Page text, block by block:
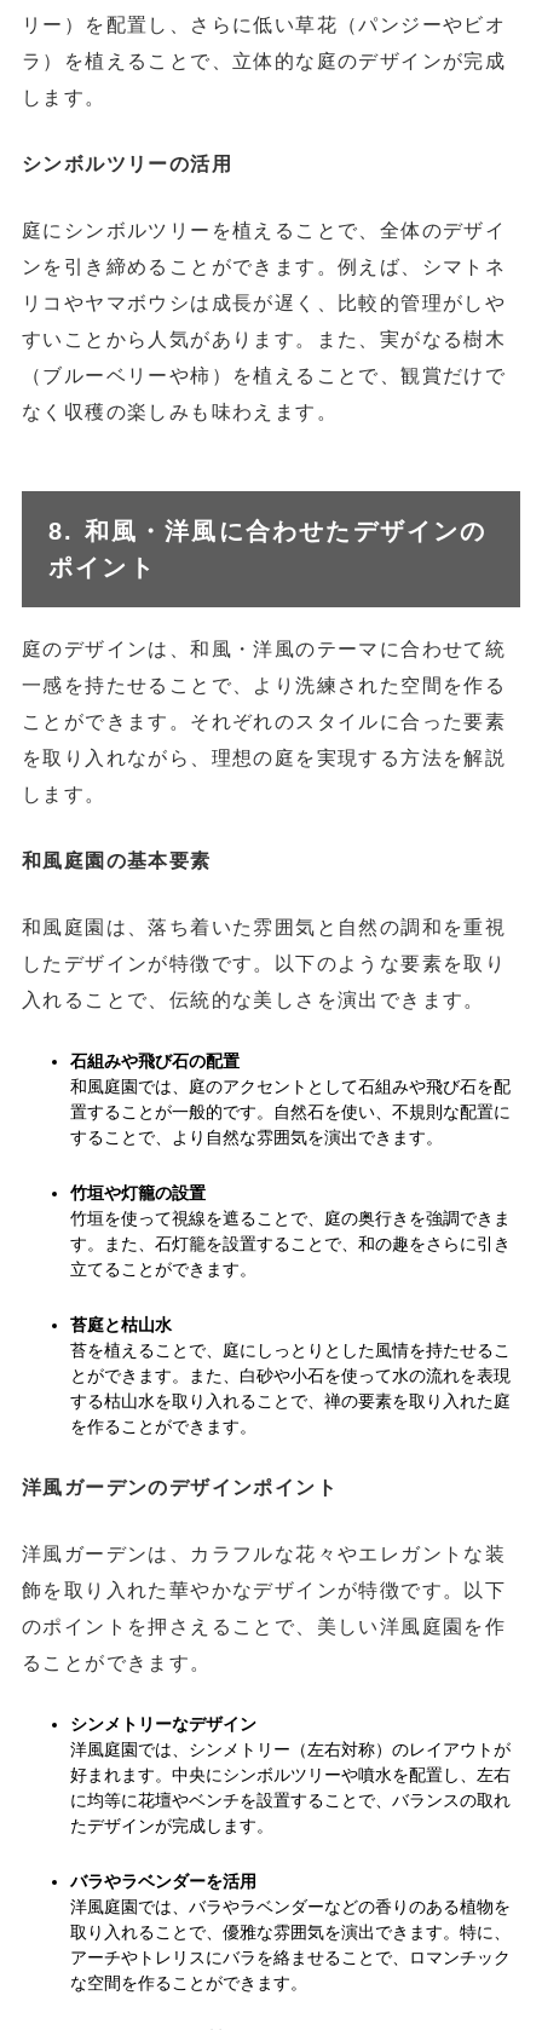
リー）を配置し、さらに低い草花（パンジーやビオ
ラ）を植えることで、立体的な庭のデザインが完成
します。
シンボルツリーの活用
庭にシンボルツリーを植えることで、全体のデザイ
ンを引き締めることができます。例えば、シマトネ
リコやヤマボウシは成長が遅く、比較的管理がしや
すいことから人気があります。また、実がなる樹木
（ブルーベリーや柿）を植えることで、観賞だけで
なく収穫の楽しみも味わえます。
8. 和風・洋風に合わせたデザインの
ポイント
庭のデザインは、和風・洋風のテーマに合わせて統
一感を持たせることで、より洗練された空間を作る
ことができます。それぞれのスタイルに合った要素
を取り入れながら、理想の庭を実現する方法を解説
します。
和風庭園の基本要素
和風庭園は、落ち着いた雰囲気と自然の調和を重視
したデザインが特徴です。以下のような要素を取り
入れることで、伝統的な美しさを演出できます。
石組みや飛び石の配置
和風庭園では、庭のアクセントとして石組みや飛び石を配
置することが一般的です。自然石を使い、不規則な配置に
することで、より自然な雰囲気を演出できます。
竹垣や灯籠の設置
竹垣を使って視線を遮ることで、庭の奥行きを強調できま
す。また、石灯籠を設置することで、和の趣をさらに引き
立てることができます。
苔庭と枯山水
苔を植えることで、庭にしっとりとした風情を持たせるこ
とができます。また、白砂や小石を使って水の流れを表現
する枯山水を取り入れることで、禅の要素を取り入れた庭
を作ることができます。
洋風ガーデンのデザインポイント
洋風ガーデンは、カラフルな花々やエレガントな装
飾を取り入れた華やかなデザインが特徴です。以下
のポイントを押さえることで、美しい洋風庭園を作
ることができます。
シンメトリーなデザイン
洋風庭園では、シンメトリー（左右対称）のレイアウトが
好まれます。中央にシンボルツリーや噴水を配置し、左右
に均等に花壇やベンチを設置することで、バランスの取れ
たデザインが完成します。
バラやラベンダーを活用
洋風庭園では、バラやラベンダーなどの香りのある植物を
取り入れることで、優雅な雰囲気を演出できます。特に、
アーチやトレリスにバラを絡ませることで、ロマンチック
な空間を作ることができます。